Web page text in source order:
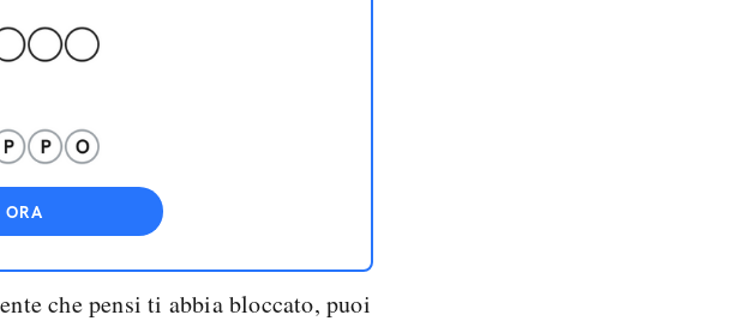
che pensi ti abbia bloccato, puoi